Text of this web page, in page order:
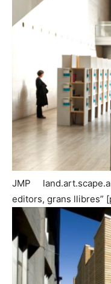
JMP
editors, grans llibres”